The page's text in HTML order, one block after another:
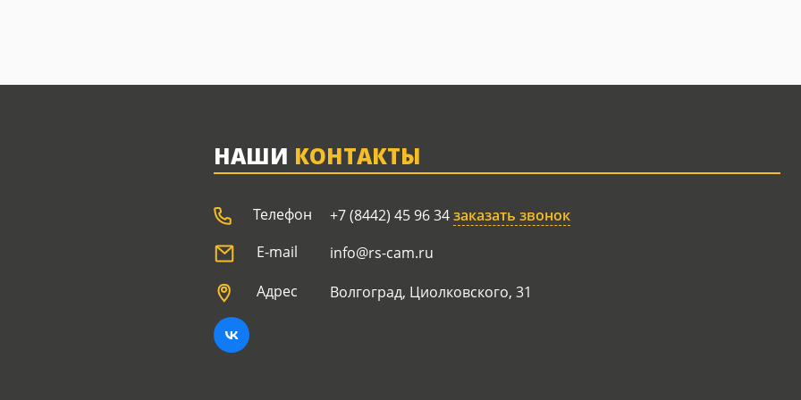
НАШИ КОНТАКТЫ
Телефон +7 (8442) 45 96 34заказать звонок
E-mail
info@rs-cam.ru
Адрес
Волгоград, Циолковского, 31